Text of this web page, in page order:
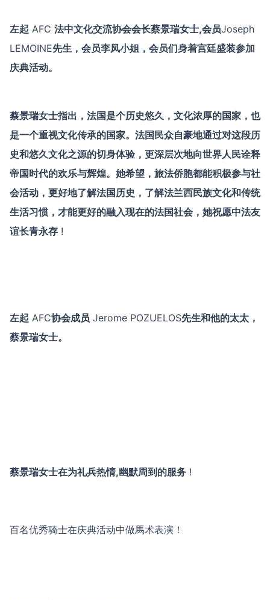
左起 AFC 法中文化交流协会会长蔡景瑞女士,会员Joseph
LEMOINE先生，会员李凤小姐，会员们身着宫廷盛装参加
庆典活动。
蔡景瑞女士指出，法国是个历史悠久，文化浓厚的国家，也
是一个重视文化传承的国家。法国民众自豪地通过对这段历
史和悠久文化之源的切身体验，更深层次地向世界人民诠释
帝国时代的欢乐与辉煌。她希望，旅法侨胞都能积极参与社
会活动，更好地了解法国历史，了解法兰西民族文化和传统
生活习惯，才能更好的融入现在的法国社会，她祝愿中法友
谊长青永存 !
左起 AFC协会成员 Jerome POZUELOS先生和他的太太，
蔡景瑞女士。
蔡景瑞女士在为礼兵热情,幽默周到的服务 !
百名优秀骑士在庆典活动中做馬术表演！